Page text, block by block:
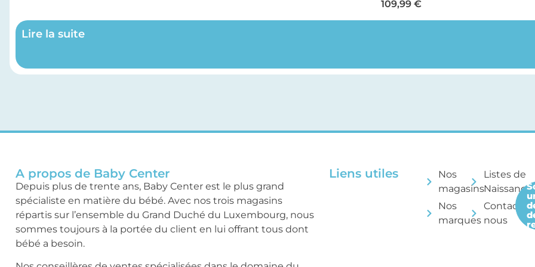
109,99 €
Lire la suite
A propos de Baby Center
Depuis plus de trente ans, Baby Center est le plus grand
spécialiste en matière du bébé. Avec nos trois magasins
répartis sur l’ensemble du Grand Duché du Luxembourg, nous
sommes toujours à la portée du client en lui offrant tous dont
bébé a besoin.
Liens utiles
Nos
magasins
Nos
marques
Listes de
Naissance
nous